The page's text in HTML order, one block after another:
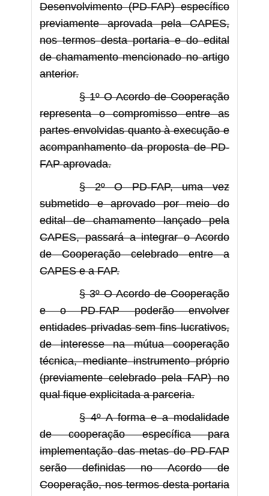
Desenvolvimento (PD-FAP) específico
previamente aprovada pela CAPES,
nos termos desta portaria e do edital
de chamamento mencionado no artigo
anterior.
§ 1º O Acordo de Cooperação
representa o compromisso entre as
partes envolvidas quanto à execução e
acompanhamento da proposta de PD-
FAP aprovada.
§ 2º O PD-FAP, uma vez
submetido e aprovado por meio do
edital de chamamento lançado pela
CAPES, passará a integrar o Acordo
de Cooperação celebrado entre a
CAPES e a FAP.
§ 3º O Acordo de Cooperação
e o PD-FAP poderão envolver
entidades privadas sem fins lucrativos,
de interesse na mútua cooperação
técnica, mediante instrumento próprio
(previamente celebrado pela FAP) no
qual fique explicitada a parceria.
§ 4º A forma e a modalidade
de cooperação específica para
implementação das metas do PD-FAP
serão definidas no Acordo de
Cooperação, nos termos desta portaria